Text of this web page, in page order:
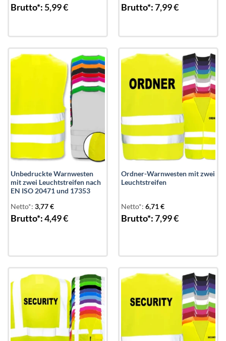
Brutto*:5,99€ Brutto*:7,99€
Add to
wishlist
Unbedruckte Warnwesten
mit zwei Leuchtstreifen nach
EN ISO 20471 und 17353
Netto*: 3,77€
Brutto*:4,49€
Add to
wishlist
Ordner-Warnwesten mit zwei
Leuchtstreifen
Netto*: 6,71€
Brutto*:7,99€
Add to
wishlist
Add to
wishlist